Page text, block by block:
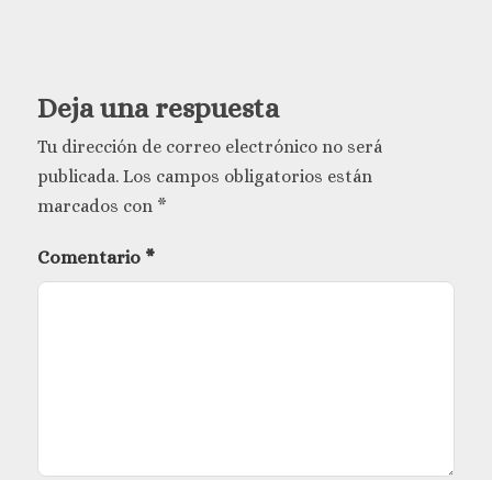
Deja una respuesta
Tu dirección de correo electrónico no será
publicada. Los campos obligatorios están
marcados con *
Comentario *